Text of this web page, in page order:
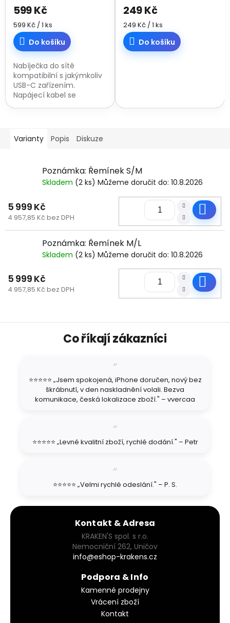
599 Kč
Měrná
cena:
599 Kč / 1 ks
Do košíku
Nabíječka do sítě
kompatibilní s jakýmkoliv
USB-C zařízením.
Napájecí kabel se
249 Kč
Měrná
cena:
249 Kč / 1 ks
Do košíku
Varianty Popis Diskuze
Poznámka: Řemínek S/M
Skladem (2 ks) Můžeme doručit do: 10.8.2026
5 999 Kč
4 957,85 Kč bez DPH
Poznámka: Řemínek M/L
Skladem (2 ks) Můžeme doručit do: 10.8.2026
5 999 Kč
4 957,85 Kč bez DPH
Z
Co říkají zákazníci
⭐⭐⭐⭐⭐ „Jsem spokojená, iPhone doručen, nový bez
škrábnutí, v den naskladnění volali. Bezva
komunikace, česká lokalizace zboží." – vvercaa
⭐⭐⭐⭐⭐ „Levné kvalitní zboží, rychlé dodání." – Petr
⭐⭐⭐⭐⭐ „Velmi rychlé odeslání." – P. S.
Kontakt & Adresa
KRAKEN'S spol. s r.o.
Nemocniční 262, Uničov
info@eshop-krakens.cz
Podpora & Info
Kamenné prodejny
Vrácení zboží
Kontakt